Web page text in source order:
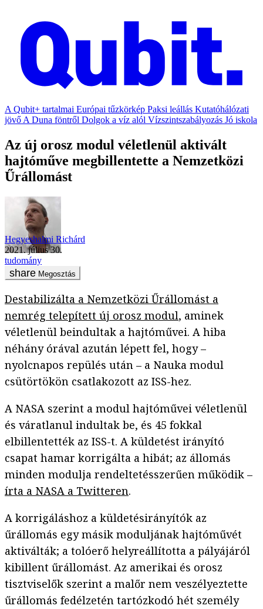
A Qubit+ tartalmai Európai tűzkörkép Paksi leállás Kutatóhálózati
jövő A Duna föntről Dolgok a víz alól Vízszintszabályozás Jó iskola
Az új orosz modul véletlenül aktivált
hajtóműve megbillentette a Nemzetközi
Űrállomást
Hegyeshalmi Richárd
2021. július 30.
tudomány
Megosztás
Destabilizálta a Nemzetközi Űrállomást a
nemrég telepített új orosz modul, aminek
véletlenül beindultak a hajtóművei. A hiba
néhány órával azután lépett fel, hogy –
nyolcnapos repülés után – a Nauka modul
csütörtökön csatlakozott az ISS-hez.
A NASA szerint a modul hajtóművei véletlenül
és váratlanul indultak be, és 45 fokkal
elbillentették az ISS-t. A küldetést irányító
csapat hamar korrigálta a hibát; az állomás
minden modulja rendeltetésszerűen működik –
írta a NASA a Twitteren.
A korrigáláshoz a küldetésirányítók az
űrállomás egy másik moduljának hajtóművét
aktiválták; a tolóerő helyreállította a pályájáról
kibillent űrállomást. Az amerikai és orosz
tisztviselők szerint a malőr nem veszélyeztette
űrállomás fedélzetén tartózkodó hét személy